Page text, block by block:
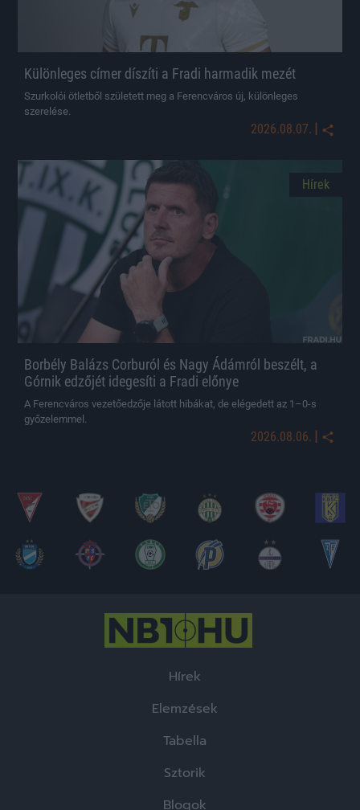
Különleges címer díszíti a Fradi harmadik mezét
Szurkolói ötletből született meg a Ferencváros új, különleges
szerelése.
2026.08.07. |
Hírek
Borbély Balázs Corburól és Nagy Ádámról beszélt, a
Górnik edzőjét idegesíti a Fradi előnye
A Ferencváros vezetőedzője látott hibákat, de elégedett az 1–0-s
győzelemmel.
2026.08.06. |
Hírek
Elemzések
Tabella
Sztorik
Blogok